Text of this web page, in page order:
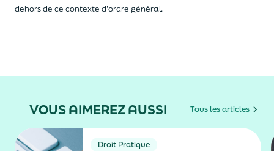
dehors de ce contexte d’ordre général.
VOUS AIMEREZ AUSSI Tous les articles
Droit Pratique